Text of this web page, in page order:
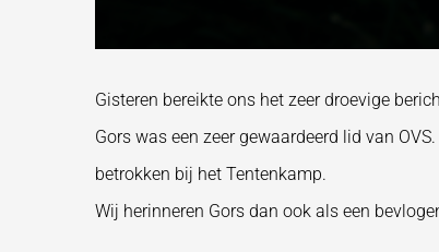
Gisteren bereikte ons het zeer droevige
Gors was een zeer gewaardeerd lid van
betrokken bij het Tentenkamp.
Wij herinneren Gors dan ook als een